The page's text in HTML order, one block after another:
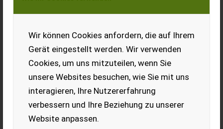
Wir können Cookies anfordern, die auf Ihrem
Gerät eingestellt werden. Wir verwenden
Cookies, um uns mitzuteilen, wenn Sie
unsere Websites besuchen, wie Sie mit uns
interagieren, Ihre Nutzererfahrung
verbessern und Ihre Beziehung zu unserer
Website anpassen.
KEINE Tiertransporte
Ladeort
Ort